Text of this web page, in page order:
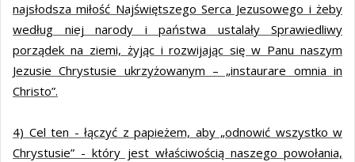
najsłodsza miłość Najświętszego Serca Jezusowego i żeby
według niej narody i państwa ustalały Sprawiedliwy
porządek na ziemi, żyjąc i rozwijając się w Panu naszym
Jezusie Chrystusie ukrzyżowanym – „instaurare omnia in
Christo”.
4) Cel ten - łączyć z papieżem, aby „odnowić wszystko w
Chrystusie” - który jest właściwością naszego powołania,